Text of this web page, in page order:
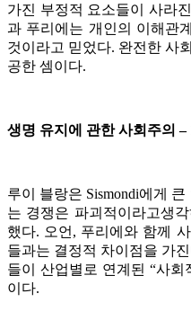
가진 부정적 요소들이 사라
과 푸리에는 개인의 이해관
것이라고 믿었다. 완전한 사
공한 셈이다.
생명 유지에 관한 사회주의 –
루이 블랑은 Sismondi에게
는 경쟁은 파괴적이라고생
했다. 오언, 푸리에와 함께
들과는 결정적 차이점을 가
들이 산업별로 연계된 “사회
이다.